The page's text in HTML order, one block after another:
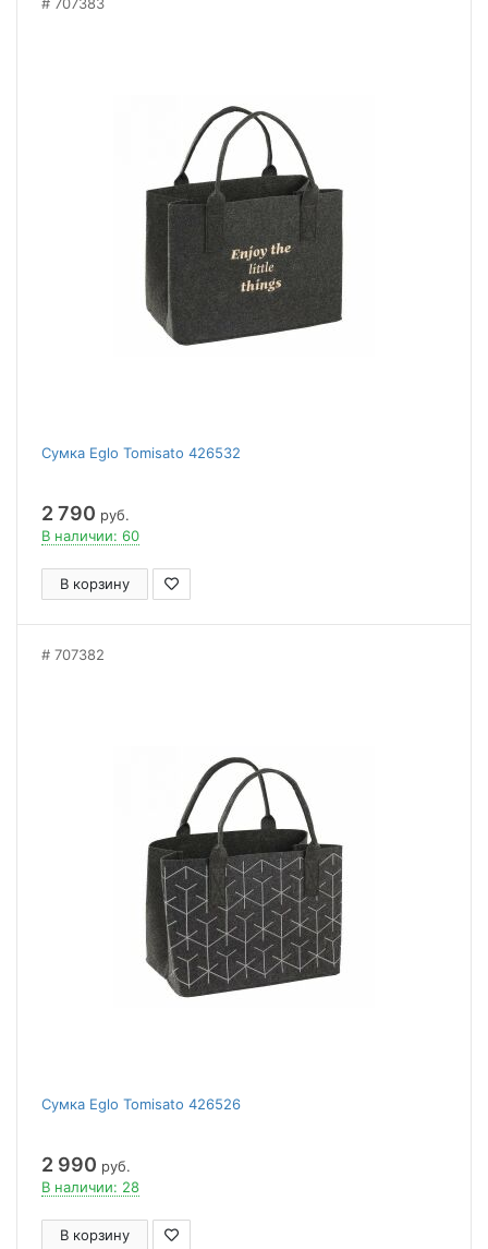
Сумка Eglo Tomisato 426532
2 790 руб.
В наличии: 60
В корзину
707382
Сумка Eglo Tomisato 426526
2 990 руб.
В наличии: 28
В корзину